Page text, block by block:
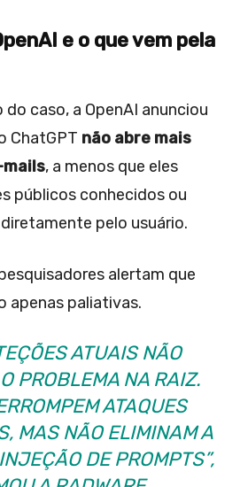
e o que vem pela
caso, a OpenAI anunciou
ChatGPT não abre mais
mails, a menos que eles
públicos conhecidos ou
pelo usuário.
alertam que
apenas paliativas.
ATUAIS NÃO
PROBLEMA NA RAIZ.
ATAQUES
MAS NÃO ELIMINAM A
DE PROMPTS”,